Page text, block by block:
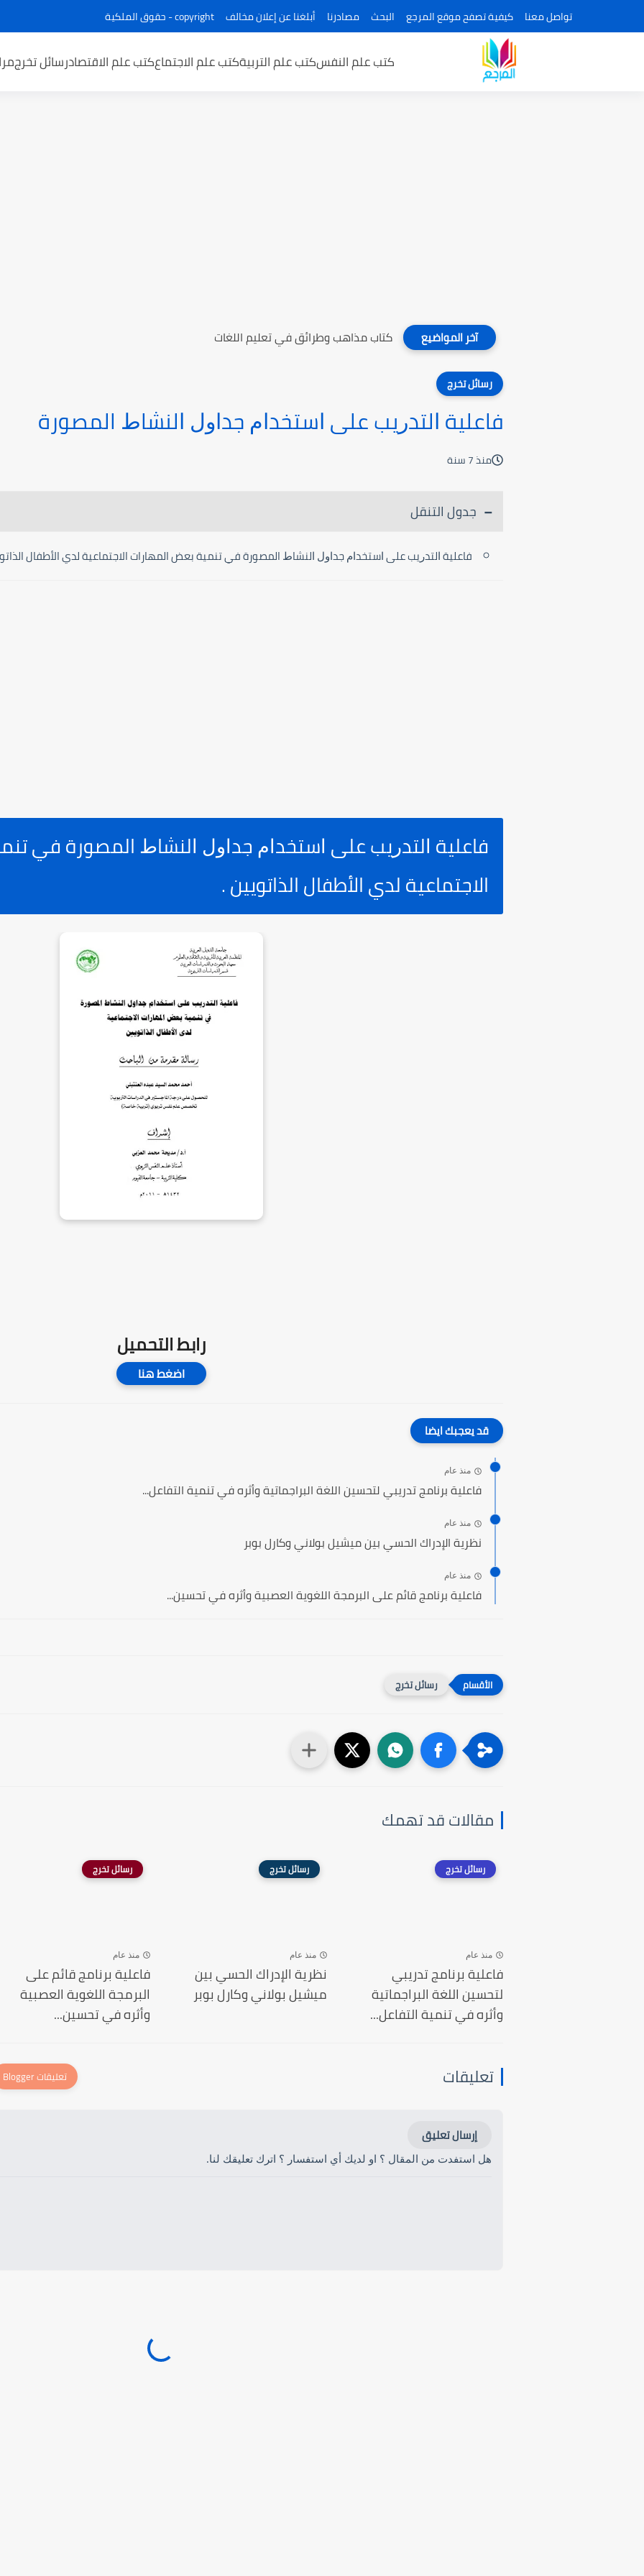
تواصل معنا كيفية تصفح موقع المرجع البحث مصادرنا أبلغنا عن إعلان مخالف copyright - حقوق الملكية
كتب علم النفسكتب علم التربيةكتب علم الاجتماعكتب علم الاقتصادرسائل تخرج
آخر المواضيع كتاب مذاهب وطرائق في تعليم اللغات
رسائل تخرج
ﻓﺎﻋﻠﻴﺔ ﺍﻟﺘﺪﺭﻳﺐ ﻋﻠﻰ ﺍﺳﺘﺨﺪﺍﻡ ﺟﺪﺍﻭﻝ ﺍﻟﻨﺸﺎﻁ المصورة
منذ 7 سنة
جدول التنقل
ﻓﺎﻋﻠﻴﺔ ﺍﻟﺘﺪﺭﻳﺐ ﻋﻠﻰ ﺍﺳﺘﺨﺪﺍﻡ ﺟﺪﺍﻭﻝ ﺍﻟﻨﺸﺎﻁ المصورة في تنمية بعض المهارات الاجتماعية لدي الأطفال
ﻓﺎﻋﻠﻴﺔ ﺍﻟﺘﺪﺭﻳﺐ ﻋﻠﻰ ﺍﺳﺘﺨﺪﺍﻡ ﺟﺪﺍﻭﻝ ﺍﻟﻨﺸﺎﻁ المصورة في
الاجتماعية لدي الأطفال الذاتويين .
رابط التحميل
اضغط هنا
قد يعجبك ايضا
منذ عام
فاعلية برنامج تدريبي لتحسين اللغة البراجماتية وأثره في تنمية التفاعل...
منذ عام
نظرية الإدراك الحسي بين ميشيل بولاني وكارل بوبر
منذ عام
فاعلية برنامج قائم على البرمجة اللغوية العصبية وأثره في تحسين...
رسائل تخرج
مقالات قد تهمك
رسائل تخرج
منذ عام
فاعلية برنامج تدريبي
لتحسين اللغة البراجماتية
وأثره في تنمية التفاعل...
رسائل تخرج
منذ عام
نظرية الإدراك الحسي بين
ميشيل بولاني وكارل بوبر
رسائل تخرج
منذ عام
فاعلية برنامج قائم على
البرمجة اللغوية العصبية
وأثره في تحسين...
تعليقات
إرسال تعليق
هل استفدت من المقال ؟ او لديك أي استفسار ؟ اترك تعليقك لنا.